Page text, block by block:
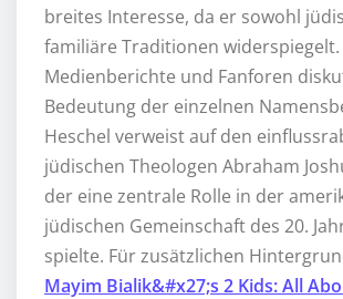
breites Interesse, da er sowohl
familiäre Traditionen widerspiegelt.
Medienberichte und Fanforen
Bedeutung der einzelnen
Heschel verweist auf den
jüdischen Theologen Abraham
der eine zentrale Rolle in der
jüdischen Gemeinschaft des 20.
spielte. Für zusätzlichen
Mayim Bialik&#x27;s 2 Kids: All